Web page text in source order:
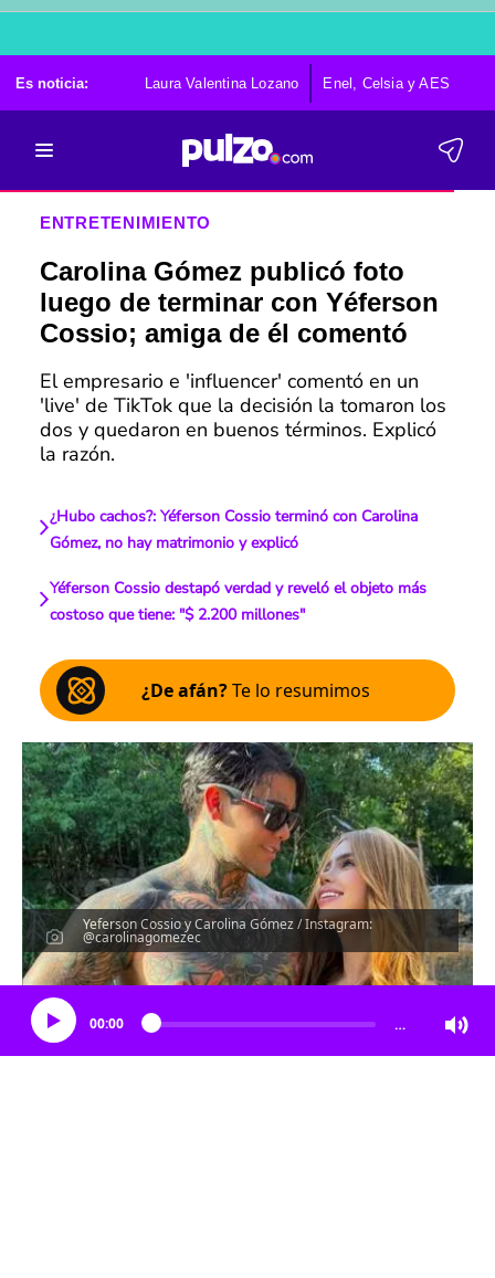
Es noticia: Laura Valentina Lozano Enel, Celsia y AES
ENTRETENIMIENTO
Carolina Gómez publicó foto
luego de terminar con Yéferson
Cossio; amiga de él comentó
El empresario e 'influencer' comentó en un
'live' de TikTok que la decisión la tomaron los
dos y quedaron en buenos términos. Explicó
la razón.
¿Hubo cachos?: Yéferson Cossio terminó con Carolina
Gómez, no hay matrimonio y explicó
Yéferson Cossio destapó verdad y reveló el objeto más
costoso que tiene: "$ 2.200 millones"
¿De afán?Te lo resumimos
Yeferson Cossio y Carolina Gómez / Instagram:
@carolinagomezec
Escucha el artículo
00:00 …